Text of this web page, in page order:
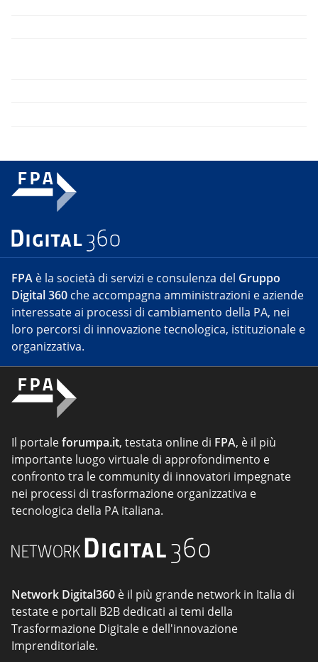
FPA è la società di servizi e consulenza del Gruppo
Digital 360 che accompagna amministrazioni e aziende
interessate ai processi di cambiamento della PA, nei
loro percorsi di innovazione tecnologica, istituzionale e
organizzativa.
Il portaleforumpa.it, testata online di FPA, è il più
importante luogo virtuale di approfondimento e
confronto tra le community di innovatori impegnate
nei processi di trasformazione organizzativa e
tecnologica della PA italiana.
Network Digital360 è il più grande network in Italia di
testate e portali B2B dedicati ai temi della
Trasformazione Digitale e dell'innovazione
Imprenditoriale.